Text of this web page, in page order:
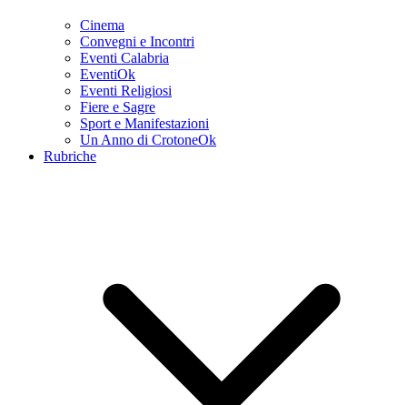
Cinema
Convegni e Incontri
Eventi Calabria
EventiOk
Eventi Religiosi
Fiere e Sagre
Sport e Manifestazioni
Un Anno di CrotoneOk
Rubriche